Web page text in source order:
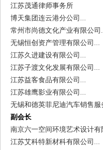
江苏茂通律师事务所
博天集团连云港分公司...
常州市尚德文化产业有限公司
无锡恒创资产管理有限公司...
江苏久进建设有限公司...
江苏子渡文化发展有限公司...
江苏益客食品有限公司...
江苏雄鹰影业有限公司...
无锡和德英菲尼迪汽车销售服
副会长
南京六一空间环境艺术设计有
江苏艾科特新材科有限公司...